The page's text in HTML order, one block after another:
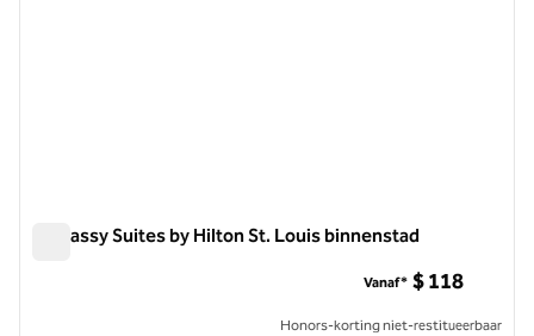
Embassy Suites by Hilton St. Louis binnenstad
Vanaf* $ 118
Honors-korting niet-restitueerbaar